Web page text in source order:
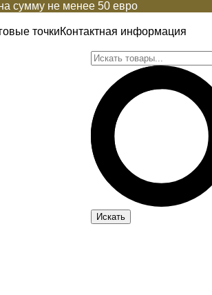
сумму не менее 50 евро
точкиКонтактная информация
Искать